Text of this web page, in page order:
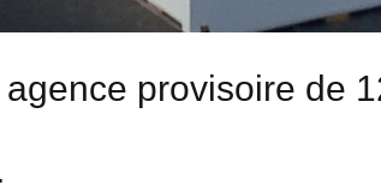
provisoire de